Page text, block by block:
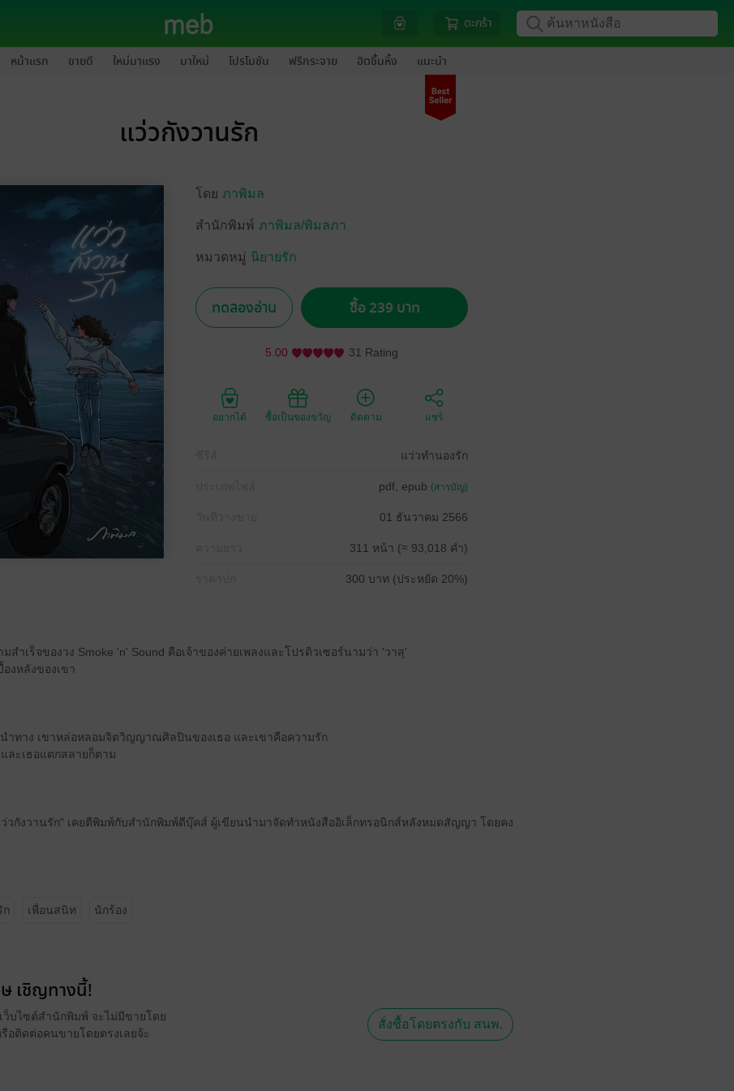
ตะกร้า
หน้าแรก ขายดี ใหม่มาแรง มาใหม่ โปรโมชัน ฟรีกระจาย ฮิตขึ้นหิ้ง แนะนำ
แว่วกังวานรัก
โดย ภาพิมล
สำนักพิมพ์ ภาพิมล/พิมลภา
หมวดหมู่ นิยายรัก
ทดลองอ่าน ซื้อ 239 บาท
5.00 31 Rating
อยากได้ ซื้อเป็นของขวัญ ติดตาม แชร์
แว่วทำนองรัก
pdf, epub (สารบัญ)
01 ธันวาคม 2566
311 หน้า (≈ 93,018 คำ)
300 บาท (ประหยัด 20%)
สำเร็จของวง Smoke 'n' Sound คือเจ้าของค่ายเพลงและโปรดิวเซอร์นามว่า 'วาสุ'
งหลังของเขา
นำทาง เขาหล่อหลอมจิตวิญญาณศิลปินของเธอ และเขาคือความรัก
ละเธอแตกสลายก็ตาม
ว่วกังวานรัก" เคยตีพิมพ์กับสำนักพิมพ์ดีบุ๊คส์ ผู้เขียนนำมาจัดทำหนังสืออิเล็กทรอนิกส์หลังหมดสัญญา โดยคง
ก เพื่อนสนิท นักร้อง
เชิญทางนี้!
ว็บไซต์สำนักพิมพ์ จะไม่มีขายโดย
อติดต่อคนขายโดยตรงเลยจ้ะ
สั่งซื้อโดยตรงกับ สนพ.